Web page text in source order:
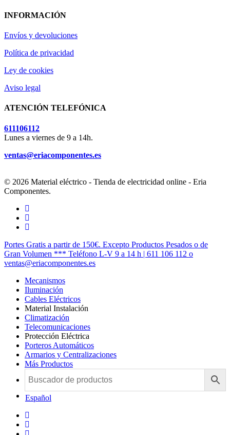
INFORMACIÓN
Envíos y devoluciones
Política de privacidad
Ley de cookies
Aviso legal
ATENCIÓN TELEFÓNICA
611106112
Lunes a viernes de 9 a 14h.
ventas@eriacomponentes.es
© 2026 Material eléctrico - Tienda de electricidad online - Eria
Componentes.
twitter
facebook
instagram
Cerrar
Menú
Portes Gratis a partir de 150€. Excepto Productos Pesados o de
Gran Volumen *** Teléfono L-V 9 a 14 h | 611 106 112 o
ventas@eriacomponentes.es
Mecanismos
Iluminación
Cables Eléctricos
Material Instalación
Climatización
Telecomunicaciones
Protección Eléctrica
Porteros Automáticos
Armarios y Centralizaciones
Más Productos
Español
twitter
facebook